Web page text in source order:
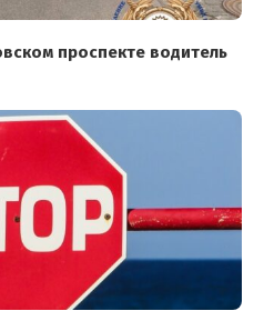
проспекте водитель